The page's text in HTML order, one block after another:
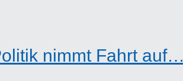
nimmt Fahrt auf…